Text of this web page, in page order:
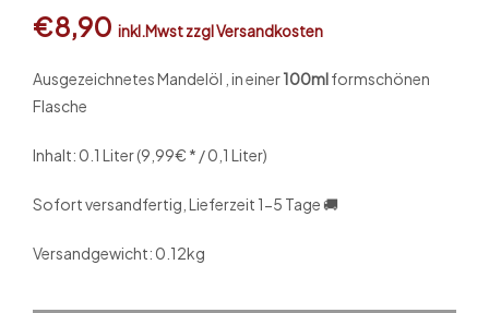
€8,90 inkl.Mwst zzgl Versandkosten
Ausgezeichnetes Mandelöl , in einer100mlformschönen
Flasche
Inhalt:0.1 Liter (9,99€ * / 0,1 Liter)
Sofort versandfertig, Lieferzeit 1-5 Tage 🚚
Versandgewicht: 0.12kg